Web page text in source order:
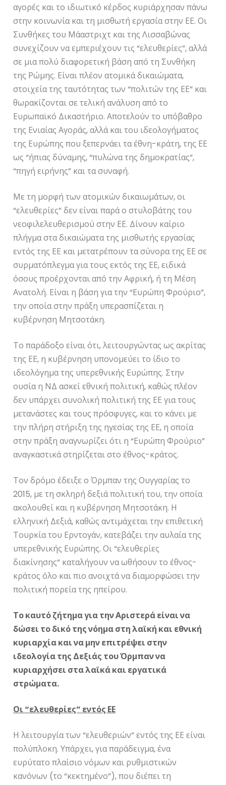
αγορές και το ιδιωτικό κέρδος κυριάρχησαν πάνω
στην κοινωνία και τη μισθωτή εργασία στην ΕΕ. Οι
Συνθήκες του Μάαστριχτ και της Λισσαβώνας
συνεχίζουν να εμπεριέχουν τις “ελευθερίες”, αλλά
σε μια πολύ διαφορετική βάση από τη Συνθήκη
της Ρώμης. Είναι πλέον ατομικά δικαιώματα,
στοιχεία της ταυτότητας των “πολιτών της ΕΕ” και
θωρακίζονται σε τελική ανάλυση από το
Ευρωπαϊκό Δικαστήριο. Αποτελούν το υπόβαθρο
της Ενιαίας Αγοράς, αλλά και του ιδεολογήματος
της Ευρώπης που ξεπερνάει τα έθνη-κράτη, της ΕΕ
ως “ήπιας δύναμης, “πυλώνα της δημοκρατίας”,
“πηγή ειρήνης” και τα συναφή.
Με τη μορφή των ατομικών δικαιωμάτων, οι
“ελευθερίες” δεν είναι παρά ο στυλοβάτης του
νεοφιλελευθερισμού στην ΕΕ. Δίνουν καίριο
πλήγμα στα δικαιώματα της μισθωτής εργασίας
εντός της ΕΕ και μετατρέπουν τα σύνορα της ΕΕ σε
συρματόπλεγμα για τους εκτός της ΕΕ, ειδικά
όσους προέρχονται από την Αφρική, ή τη Μέση
Ανατολή. Είναι η βάση για την “Ευρώπη Φρούριο”,
την οποία στην πράξη υπερασπίζεται η
κυβέρνηση Μητσοτάκη.
Το παράδοξο είναι ότι, λειτουργώντας ως ακρίτας
της ΕΕ, η κυβέρνηση υπονομεύει το ίδιο το
ιδεολόγημα της υπερεθνικής Ευρώπης. Στην
ουσία η ΝΔ ασκεί εθνική πολιτική, καθώς πλέον
δεν υπάρχει συνολική πολιτική της ΕΕ για τους
μετανάστες και τους πρόσφυγες, και το κάνει με
την πλήρη στήριξη της ηγεσίας της ΕΕ, η οποία
στην πράξη αναγνωρίζει ότι η “Ευρώπη Φρούριο”
αναγκαστικά στηρίζεται στο έθνος-κράτος.
Τον δρόμο έδειξε ο Όρμπαν της Ουγγαρίας το
2015, με τη σκληρή δεξιά πολιτική του, την οποία
ακολουθεί και η κυβέρνηση Μητσοτάκη. Η
ελληνική Δεξιά, καθώς αντιμάχεται την επιθετική
Τουρκία του Ερντογάν, κατεβάζει την αυλαία της
υπερεθνικής Ευρώπης. Οι “ελευθερίες
διακίνησης” καταλήγουν να ωθήσουν το έθνος-
κράτος όλο και πιο ανοιχτά να διαμορφώσει την
πολιτική πορεία της ηπείρου.
Το καυτό ζήτημα για την Αριστερά είναι να
δώσει το δικό της νόημα στη λαϊκή και εθνική
κυριαρχία και να μην επιτρέψει στην
ιδεολογία της Δεξιάς του Όρμπαν να
κυριαρχήσει στα λαϊκά και εργατικά
στρώματα.
Οι “ελευθερίες” εντός ΕΕ
Η λειτουργία των “ελευθεριών” εντός της ΕΕ είναι
πολύπλοκη. Υπάρχει, για παράδειγμα, ένα
ευρύτατο πλαίσιο νόμων και ρυθμιστικών
κανόνων (το “κεκτημένο”), που διέπει τη